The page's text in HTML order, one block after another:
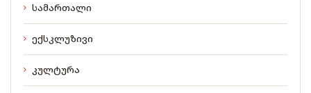
სამართალი
ექსკლუზივი
კულტურა